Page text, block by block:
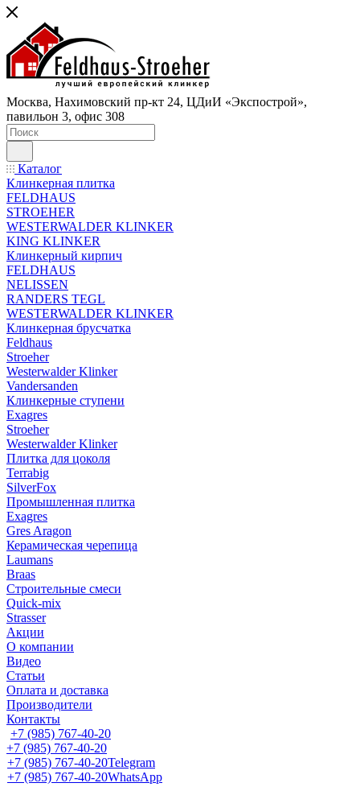
Москва, Нахимовский пр-кт 24, ЦДиИ «Экспострой»,
павильон 3, офис 308
Каталог
Клинкерная плитка
FELDHAUS
STROEHER
WESTERWALDER KLINKER
KING KLINKER
Клинкерный кирпич
FELDHAUS
NELISSEN
RANDERS TEGL
WESTERWALDER KLINKER
Клинкерная брусчатка
Feldhaus
Stroeher
Westerwalder Klinker
Vandersanden
Клинкерные ступени
Exagres
Stroeher
Westerwalder Klinker
Плитка для цоколя
Terrabig
SilverFox
Промышленная плитка
Exagres
Gres Aragon
Керамическая черепица
Laumans
Braas
Строительные смеси
Quick-mix
Strasser
Акции
О компании
Видео
Статьи
Оплата и доставка
Производители
Контакты
+7 (985) 767-40-20
+7 (985) 767-40-20
+7 (985) 767-40-20Telegram
+7 (985) 767-40-20WhatsApp